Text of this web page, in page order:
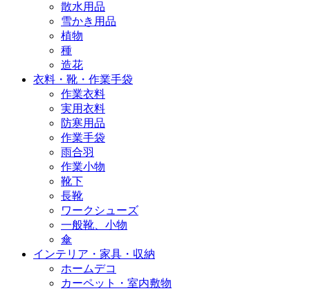
散水用品
雪かき用品
植物
種
造花
衣料・靴・作業手袋
作業衣料
実用衣料
防寒用品
作業手袋
雨合羽
作業小物
靴下
長靴
ワークシューズ
一般靴、小物
傘
インテリア・家具・収納
ホームデコ
カーペット・室内敷物